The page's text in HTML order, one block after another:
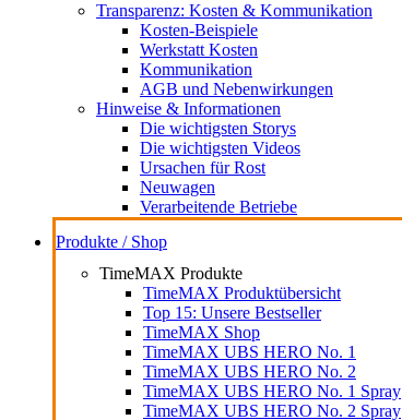
Transparenz: Kosten & Kommunikation
Kosten-Beispiele
Werkstatt Kosten
Kommunikation
AGB und Nebenwirkungen
Hinweise & Informationen
Die wichtigsten Storys
Die wichtigsten Videos
Ursachen für Rost
Neuwagen
Verarbeitende Betriebe
Produkte / Shop
TimeMAX Produkte
TimeMAX Produktübersicht
Top 15: Unsere Bestseller
TimeMAX Shop
TimeMAX UBS HERO No. 1
TimeMAX UBS HERO No. 2
TimeMAX UBS HERO No. 1 Spray
TimeMAX UBS HERO No. 2 Spray